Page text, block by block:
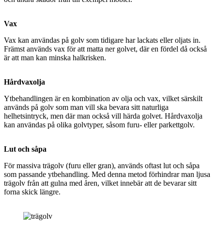
Vax
Vax kan användas på golv som tidigare har lackats eller oljats in.
Främst används vax för att matta ner golvet, där en fördel då också
är att man kan minska halkrisken.
Hårdvaxolja
Ytbehandlingen är en kombination av olja och vax, vilket särskilt
används på golv som man vill ska bevara sitt naturliga
helhetsintryck, men där man också vill härda golvet. Hårdvaxolja
kan användas på olika golvtyper, såsom furu- eller parkettgolv.
Lut och såpa
För massiva trägolv (furu eller gran), används oftast lut och såpa
som passande ytbehandling. Med denna metod förhindrar man ljusa
trägolv från att gulna med åren, vilket innebär att de bevarar sitt
forna skick längre.